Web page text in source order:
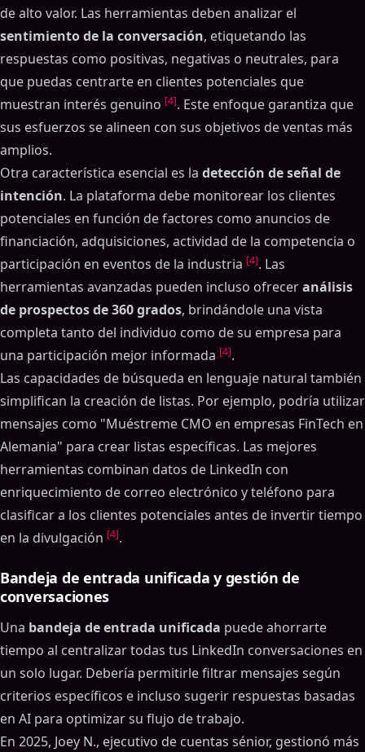
de alto valor. Las herramientas deben analizar el
sentimiento de la conversación, etiquetando las
respuestas como positivas, negativas o neutrales, para
que puedas centrarte en clientes potenciales que
muestran interés genuino [4]. Este enfoque garantiza que
sus esfuerzos se alineen con sus objetivos de ventas más
amplios.
Otra característica esencial es la detección de señal de
intención. La plataforma debe monitorear los clientes
potenciales en función de factores como anuncios de
financiación, adquisiciones, actividad de la competencia o
participación en eventos de la industria [4]. Las
herramientas avanzadas pueden incluso ofreceranálisis
de prospectos de 360 grados, brindándole una vista
completa tanto del individuo como de su empresa para
una participación mejor informada [4].
Las capacidades de búsqueda en lenguaje natural también
simplifican la creación de listas. Por ejemplo, podría utilizar
mensajes como "Muéstreme CMO en empresas FinTech en
Alemania" para crear listas específicas. Las mejores
herramientas combinan datos de LinkedIn con
enriquecimiento de correo electrónico y teléfono para
clasificar a los clientes potenciales antes de invertir tiempo
en la divulgación [4].
Bandeja de entrada unificada y gestión de
conversaciones
Una bandeja de entrada unificada puede ahorrarte
tiempo al centralizar todas tus LinkedIn conversaciones en
un solo lugar. Debería permitirle filtrar mensajes según
criterios específicos e incluso sugerir respuestas basadas
en AI para optimizar su flujo de trabajo.
En 2025, Joey N., ejecutivo de cuentas sénior, gestionó más